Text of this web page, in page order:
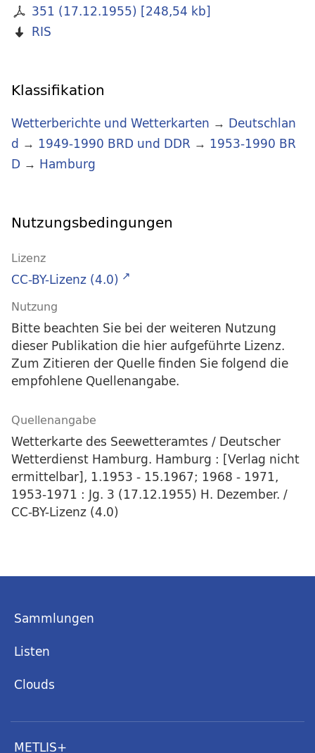
351 (17.12.1955) [248,54 kb]
RIS
Klassifikation
Wetterberichte und Wetterkarten → Deutschlan
d → 1949-1990 BRD und DDR → 1953-1990 BR
D → Hamburg
Nutzungsbedingungen
Lizenz
CC-BY-Lizenz (4.0)
Nutzung
Bitte beachten Sie bei der weiteren Nutzung
dieser Publikation die hier aufgeführte Lizenz.
Zum Zitieren der Quelle finden Sie folgend die
empfohlene Quellenangabe.
Quellenangabe
Wetterkarte des Seewetteramtes / Deutscher
Wetterdienst Hamburg. Hamburg : [Verlag nicht
ermittelbar], 1.1953 - 15.1967; 1968 - 1971,
1953-1971 : Jg. 3 (17.12.1955) H. Dezember. /
CC-BY-Lizenz (4.0)
Sammlungen
Listen
Clouds
METLIS+